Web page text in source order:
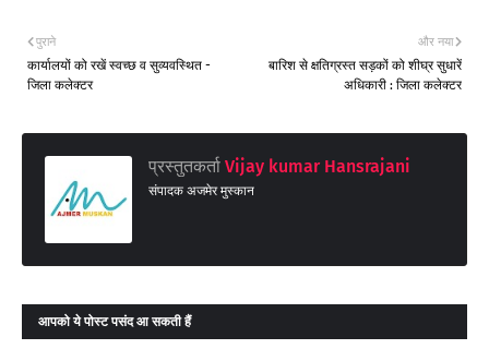
और नया
बारिश से क्षतिग्रस्त सड़कों को शीघ्र सुधारें
अधिकारी : जिला कलेक्टर
पुराने
कार्यालयों को रखें स्वच्छ व सुव्यवस्थित -
जिला कलेक्टर
प्रस्तुतकर्ता Vijay kumar Hansrajani
संपादक अजमेर मुस्कान
आपको ये पोस्ट पसंद आ सकती हैं